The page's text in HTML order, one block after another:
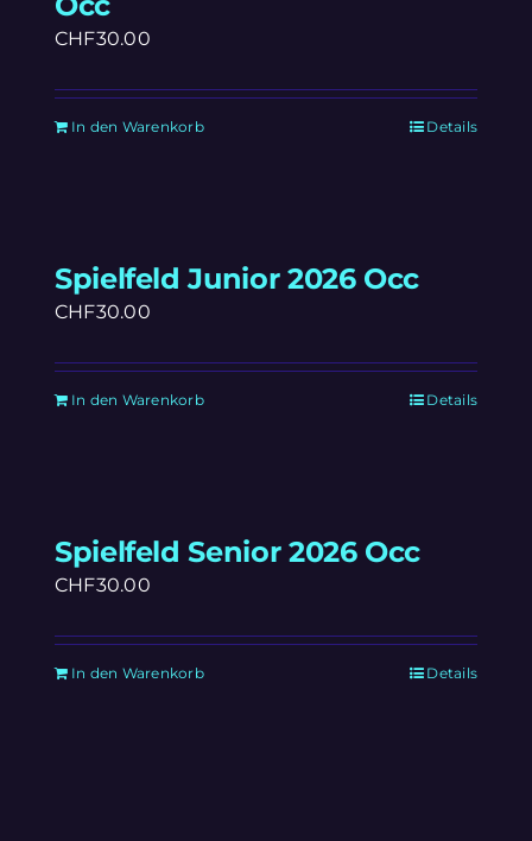
CHF30.00
In den Warenkorb Details
Spielfeld Junior 2026 Occ
CHF30.00
In den Warenkorb Details
Spielfeld Senior 2026 Occ
CHF30.00
In den Warenkorb Details